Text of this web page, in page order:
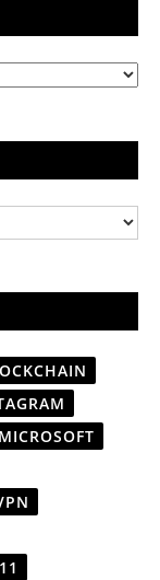
MICROSOFT